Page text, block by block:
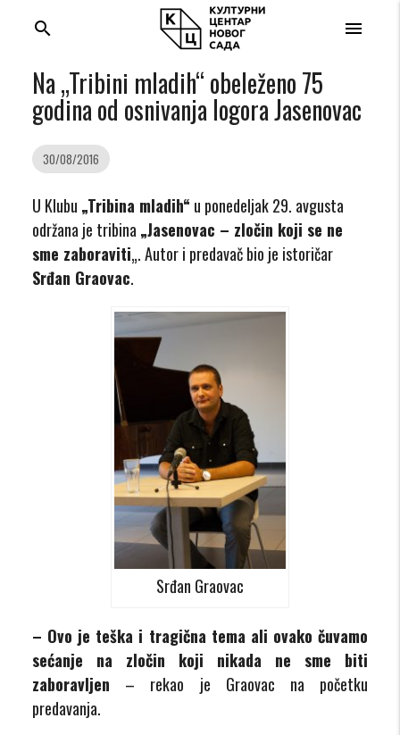
menu
search
Na „Tribini mladih“ obeleženo 75
godina od osnivanja logora Jasenovac
30/08/2016
U Klubu „Tribina mladih“ u ponedeljak 29. avgusta
održana je tribina „Jasenovac – zločin koji se ne
sme zaboraviti„. Autor i predavač bio je istoričar
Srđan Graovac.
Srđan Graovac
– Ovo je teška i tragična tema ali ovako čuvamo
sećanje na zločin koji nikada ne sme biti
zaboravljen – rekao je Graovac na početku
predavanja.